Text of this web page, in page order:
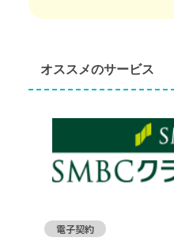
オススメのサービス
電子契約